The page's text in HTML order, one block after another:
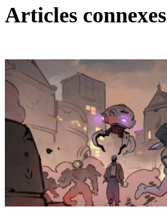
Articles connexes